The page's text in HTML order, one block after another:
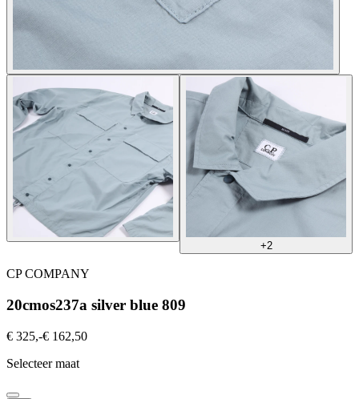
+2
CP COMPANY
20cmos237a silver blue 809
€ 325,-€ 162,50
Selecteer maat